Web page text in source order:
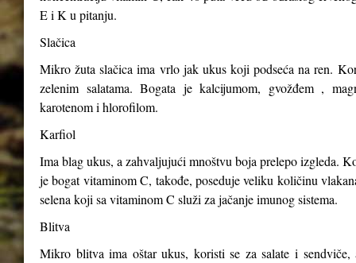
E i K u pitanju.
Slačica
Mikro žuta slačica ima vrlo jak ukus koji podseća na ren.
zelenim salatama. Bogata je kalcijumom, gvožđem ,
karotenom i hlorofilom.
Karfiol
Ima blag ukus, a zahvaljujući mnoštvu boja prelepo izgleda.
je bogat vitaminom C, takođe, poseduje veliku količinu
selena koji sa vitaminom C služi za jačanje imunog sistema.
Blitva
Mikro blitva ima oštar ukus, koristi se za salate i